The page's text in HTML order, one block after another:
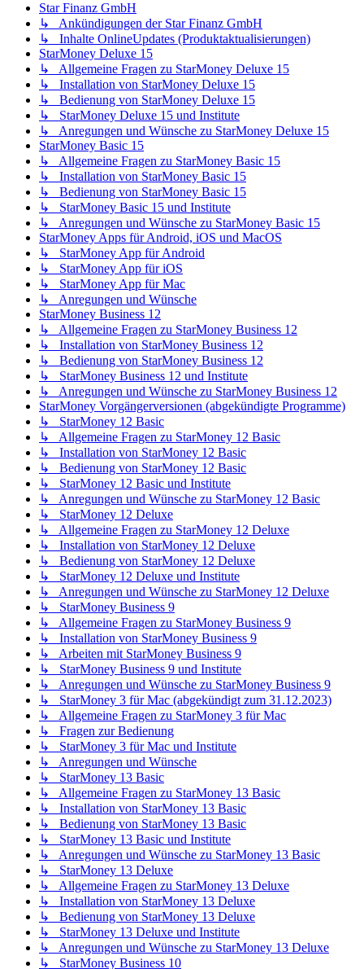
Star Finanz GmbH
↳ Ankündigungen der Star Finanz GmbH
↳ Inhalte OnlineUpdates (Produktaktualisierungen)
StarMoney Deluxe 15
↳ Allgemeine Fragen zu StarMoney Deluxe 15
↳ Installation von StarMoney Deluxe 15
↳ Bedienung von StarMoney Deluxe 15
↳ StarMoney Deluxe 15 und Institute
↳ Anregungen und Wünsche zu StarMoney Deluxe 15
StarMoney Basic 15
↳ Allgemeine Fragen zu StarMoney Basic 15
↳ Installation von StarMoney Basic 15
↳ Bedienung von StarMoney Basic 15
↳ StarMoney Basic 15 und Institute
↳ Anregungen und Wünsche zu StarMoney Basic 15
StarMoney Apps für Android, iOS und MacOS
↳ StarMoney App für Android
↳ StarMoney App für iOS
↳ StarMoney App für Mac
↳ Anregungen und Wünsche
StarMoney Business 12
↳ Allgemeine Fragen zu StarMoney Business 12
↳ Installation von StarMoney Business 12
↳ Bedienung von StarMoney Business 12
↳ StarMoney Business 12 und Institute
↳ Anregungen und Wünsche zu StarMoney Business 12
StarMoney Vorgängerversionen (abgekündigte Programme)
↳ StarMoney 12 Basic
↳ Allgemeine Fragen zu StarMoney 12 Basic
↳ Installation von StarMoney 12 Basic
↳ Bedienung von StarMoney 12 Basic
↳ StarMoney 12 Basic und Institute
↳ Anregungen und Wünsche zu StarMoney 12 Basic
↳ StarMoney 12 Deluxe
↳ Allgemeine Fragen zu StarMoney 12 Deluxe
↳ Installation von StarMoney 12 Deluxe
↳ Bedienung von StarMoney 12 Deluxe
↳ StarMoney 12 Deluxe und Institute
↳ Anregungen und Wünsche zu StarMoney 12 Deluxe
↳ StarMoney Business 9
↳ Allgemeine Fragen zu StarMoney Business 9
↳ Installation von StarMoney Business 9
↳ Arbeiten mit StarMoney Business 9
↳ StarMoney Business 9 und Institute
↳ Anregungen und Wünsche zu StarMoney Business 9
↳ StarMoney 3 für Mac (abgekündigt zum 31.12.2023)
↳ Allgemeine Fragen zu StarMoney 3 für Mac
↳ Fragen zur Bedienung
↳ StarMoney 3 für Mac und Institute
↳ Anregungen und Wünsche
↳ StarMoney 13 Basic
↳ Allgemeine Fragen zu StarMoney 13 Basic
↳ Installation von StarMoney 13 Basic
↳ Bedienung von StarMoney 13 Basic
↳ StarMoney 13 Basic und Institute
↳ Anregungen und Wünsche zu StarMoney 13 Basic
↳ StarMoney 13 Deluxe
↳ Allgemeine Fragen zu StarMoney 13 Deluxe
↳ Installation von StarMoney 13 Deluxe
↳ Bedienung von StarMoney 13 Deluxe
↳ StarMoney 13 Deluxe und Institute
↳ Anregungen und Wünsche zu StarMoney 13 Deluxe
↳ StarMoney Business 10